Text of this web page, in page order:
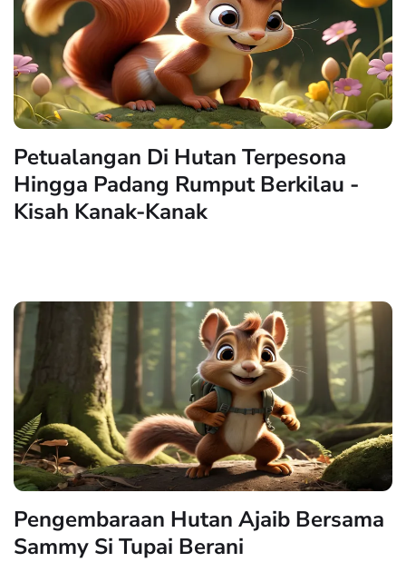
Petualangan Di Hutan Terpesona
Hingga Padang Rumput Berkilau -
Kisah Kanak-Kanak
Pengembaraan Hutan Ajaib Bersama
Sammy Si Tupai Berani